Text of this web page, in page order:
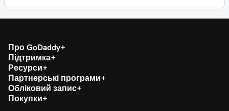
Про GoDaddy
Підтримка
Ресурси
Партнерські програми
Обліковий запис
Покупки